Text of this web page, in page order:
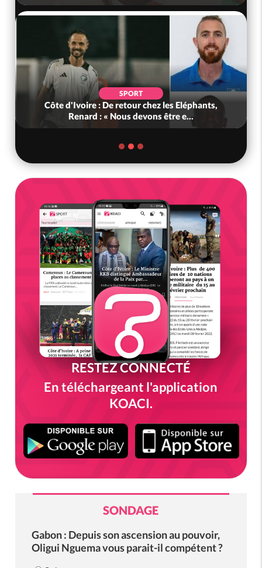
SPORT
Côte d'Ivoire : De retour chez les Eléphants,
Renard : « Nous devons être e...
RESTEZ CONNECTÉ
En téléchargeant l'application
KOACI.
SONDAGE
Gabon : Depuis son ascension au pouvoir,
Oligui Nguema vous parait-il compétent ?